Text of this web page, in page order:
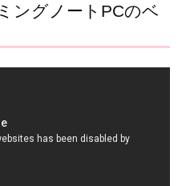
ングノートPCのベ